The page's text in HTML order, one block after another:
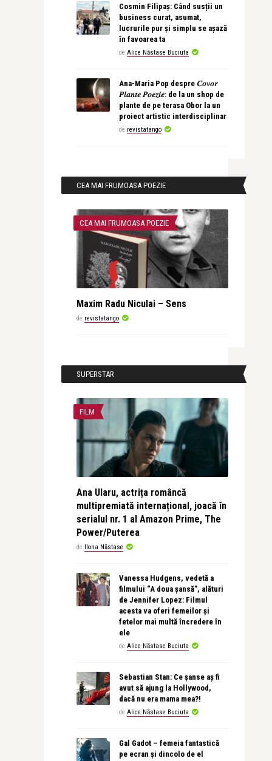
Cosmin Filipaș: Când susții un
business curat, asumat,
lucrurile pur și simplu se așază
în favoarea ta
de Alice Năstase Buciuta
Ana-Maria Pop despre 𝐶𝑜𝑣𝑜𝑟
𝑃𝑙𝑎𝑛𝑡𝑒 𝑃𝑜𝑒𝑧𝑖𝑒: de la un shop de
plante de pe terasa Obor la un
proiect artistic interdisciplinar
de revistatango
CEA MAI FRUMOASA POEZIE
CEA MAI FRUMOASA POEZIE
Maxim Radu Niculai – Sens
de revistatango
SUPERSTAR
FILM
Ana Ularu, actrița româncă
multipremiată internațional, joacă în
serialul nr. 1 al Amazon Prime, The
Power/Puterea
de Ilona Năstase
Vanessa Hudgens, vedetă a
filmului “A doua șansă”, alături
de Jennifer Lopez: Filmul
acesta va oferi femeilor și
fetelor mai multă încredere în
ele
de Alice Năstase Buciuta
Sebastian Stan: Ce șanse aș fi
avut să ajung la Hollywood,
dacă nu era mama mea?!
de Alice Năstase Buciuta
Gal Gadot – femeia fantastică
pe ecran și dincolo de el